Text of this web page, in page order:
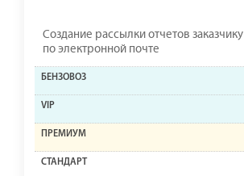
Создание рассылки отчетов заказчику
по электронной почте